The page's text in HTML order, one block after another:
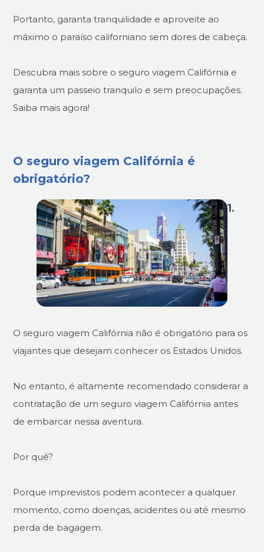
Portanto, garanta tranquilidade e aproveite ao
máximo o paraíso californiano sem dores de cabeça.
Descubra mais sobre o seguro viagem Califórnia e
garanta um passeio tranquilo e sem preocupações.
Saiba mais agora!
O seguro viagem Califórnia é
obrigatório?
O seguro viagem Califórnia não é obrigatório para os
viajantes que desejam conhecer os Estados Unidos.
No entanto, é altamente recomendado considerar a
contratação de um seguro viagem Califórnia antes
de embarcar nessa aventura.
Por quê?
Porque imprevistos podem acontecer a qualquer
momento, como doenças, acidentes ou até mesmo
perda de bagagem.
1.